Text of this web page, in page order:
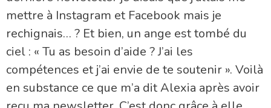
mettre à Instagram et Facebook mais je
rechignais… ? Et bien, un ange est tombé du
ciel : « Tu as besoin d’aide ? J’ai les
compétences et j’ai envie de te soutenir ». Voilà
en substance ce que m’a dit Alexia après avoir